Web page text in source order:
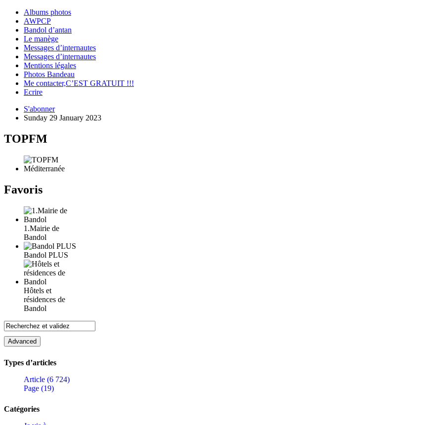
Albums photos
AWPCP
Bandol d’antan
Le manège
Messages d’internautes
Messages d’internautes
Mentions légales
Photos Bandeau
Me contacter,C’EST GRATUIT !!!
Ecrire
S'abonner
Sunday 29 January 2023
TOPFM
Favoris
1.Mairie de
Bandol
Bandol PLUS
Hôtels et
résidences de
Bandol
Types d’articles
Article (6 724)
Page (19)
Catégories